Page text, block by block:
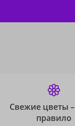
Свежие цветы
правило